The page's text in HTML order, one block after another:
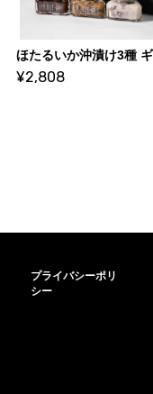
¥2,808
プライバシーポリ
シー